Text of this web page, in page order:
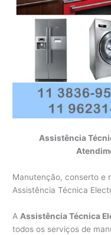
Assistência
Manutenção, conserto e
Assistência Técnica
A Assistência Técnica
todos os serviços de